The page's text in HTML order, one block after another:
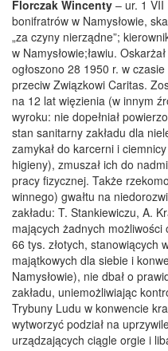
Florczak Wincenty – ur. 1 VII
bonifratrów w Namysłowie,
„za czyny nierządne”;
w Namysłowie;ławiu.
ogłoszono 28 1950 r. w
przeciw Związkowi Caritas.
na 12 lat więzienia (w innym
wyroku: nie dopełniał
stan sanitarny zakładu dla
zamykał do karcerni i
higieny), zmuszał ich do
pracy fizycznej. Także
winnego) gwałtu na
zakładu: T. Stankiewiczu, A.
mających żadnych możliwości
66 tys. złotych, stanowiących
majątkowych dla siebie i
Namysłowie), nie dbał o
zakładu, uniemożliwiając
Trybuny Ludu w konwencie
wytworzyć podział na
urządzających ciągle orgie i